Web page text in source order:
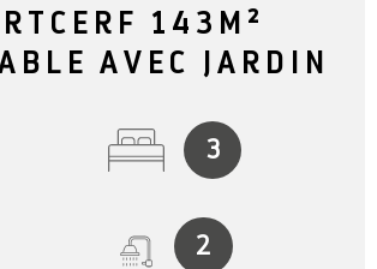
143M²
AVEC JARDIN
3
2